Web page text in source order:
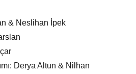
& Neslihan İpek
Derya Altun & Nilhan